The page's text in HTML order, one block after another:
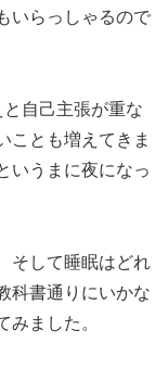
いらっしゃるので
自己主張が重な
ことも増えてきま
いうまに夜になっ
そして睡眠はどれ
科書通りにいかな
みました。